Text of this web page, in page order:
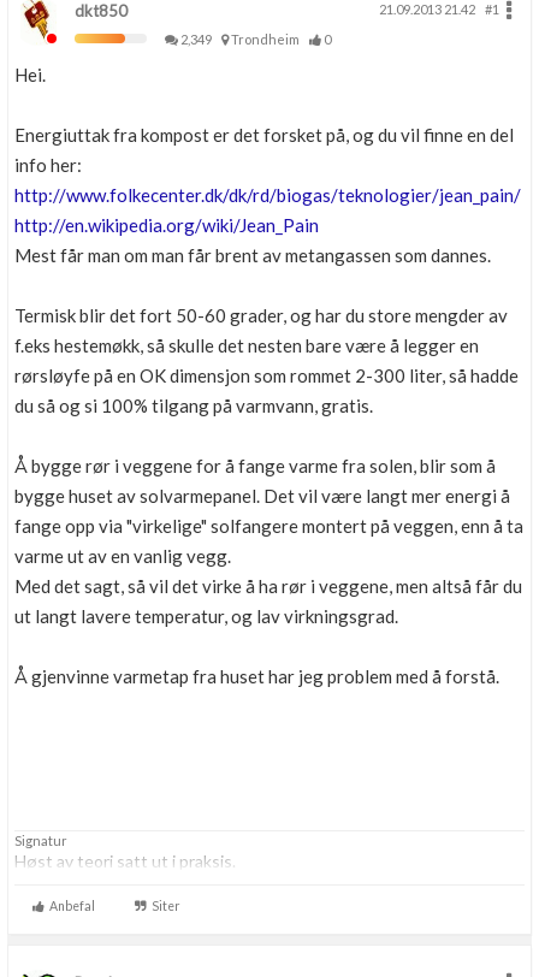
dkt850 21.09.2013 21.42
#1
2,349
Trondheim 0
Hei.
Energiuttak fra kompost er det forsket på, og du vil finne en del
info her:
http://www.folkecenter.dk/dk/rd/biogas/teknologier/jean_pain/
http://en.wikipedia.org/wiki/Jean_Pain
Mest får man om man får brent av metangassen som dannes.
Termisk blir det fort 50-60 grader, og har du store mengder av
f.eks hestemøkk, så skulle det nesten bare være å legger en
rørsløyfe på en OK dimensjon som rommet 2-300 liter, så hadde
du så og si 100% tilgang på varmvann, gratis.
Å bygge rør i veggene for å fange varme fra solen, blir som å
bygge huset av solvarmepanel. Det vil være langt mer energi å
fange opp via "virkelige" solfangere montert på veggen, enn å ta
varme ut av en vanlig vegg.
Med det sagt, så vil det virke å ha rør i veggene, men altså får du
ut langt lavere temperatur, og lav virkningsgrad.
Å gjenvinne varmetap fra huset har jeg problem med å forstå.
Signatur
Høst av teori satt ut i praksis.
Anbefal Siter